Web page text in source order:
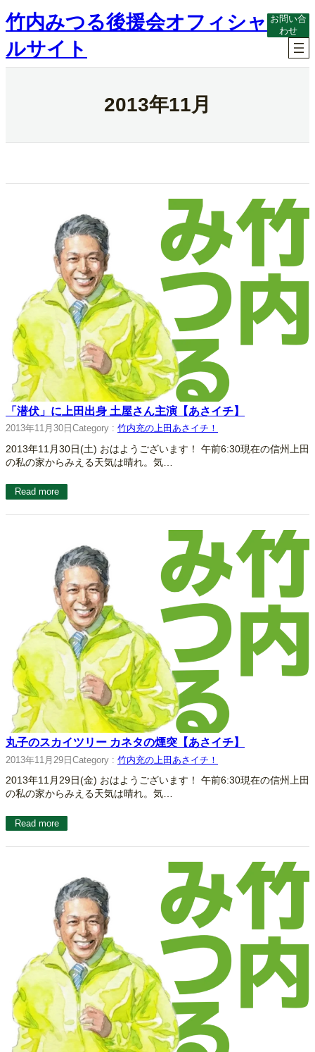
内
容
ス
キ
竹内みつる後援会オフィシャ
ルサイト
お問い合
わせ
2013年11月
「潜伏」に上田出身 土屋さん主演【あさイチ】
2013年11月30日 Category : 竹内充の上田あさイチ！
2013年11月30日(土) おはようございます！ 午前6:30現在の信州上田
の私の家からみえる天気は晴れ。気…
Read more
丸子のスカイツリー カネタの煙突【あさイチ】
2013年11月29日 Category : 竹内充の上田あさイチ！
2013年11月29日(金) おはようございます！ 午前6:30現在の信州上田
の私の家からみえる天気は晴れ。気…
Read more